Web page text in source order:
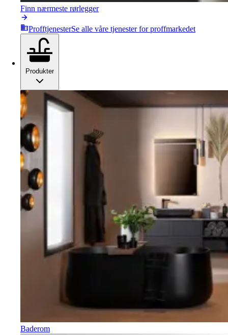
Finn nærmeste rørlegger
ProfftjenesterSe alle våre tjenester for proffmarkedet
Produkter
Baderom